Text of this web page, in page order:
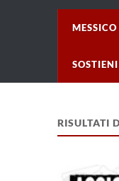
MESSICO
RISULTATI